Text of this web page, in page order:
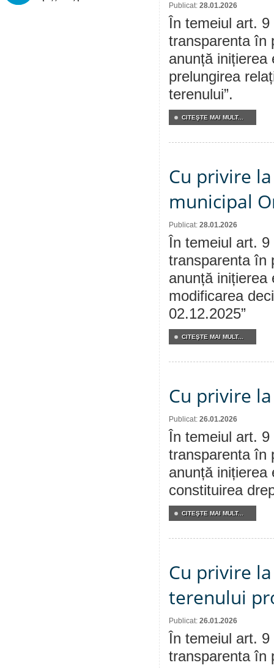
Publicat: 28.01.2026
În temeiul art.
transparenta în
anunță inițierea
prelungirea
terenului”.
CITEŞTE MAI MULT...
Cu privire
municipal
Publicat: 28.01.2026
În temeiul art.
transparenta în
anunță inițierea
modificarea
02.12.2025”
CITEŞTE MAI MULT...
Cu privire
Publicat: 26.01.2026
În temeiul art.
transparenta în
anunță inițierea
constituirea
CITEŞTE MAI MULT...
Cu privire
terenului
Publicat: 26.01.2026
În temeiul art.
transparenta în